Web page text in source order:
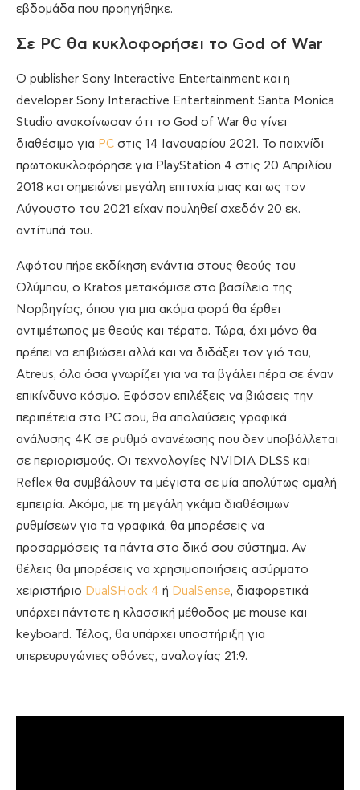
εβδομάδα που προηγήθηκε.
Σε PC θα κυκλοφορήσει το God of War
O publisher Sony Interactive Entertainment και η
developer Sony Interactive Entertainment Santa Monica
Studio ανακοίνωσαν ότι το God of War θα γίνει
διαθέσιμο για PC στις 14 Ιανουαρίου 2021. Το παιχνίδι
πρωτοκυκλοφόρησε για PlayStation 4 στις 20 Απριλίου
2018 και σημειώνει μεγάλη επιτυχία μιας και ως τον
Αύγουστο του 2021 είχαν πουληθεί σχεδόν 20 εκ.
αντίτυπά του.
Αφότου πήρε εκδίκηση ενάντια στους θεούς του
Ολύμπου, ο Kratos μετακόμισε στο βασίλειο της
Νορβηγίας, όπου για μια ακόμα φορά θα έρθει
αντιμέτωπος με θεούς και τέρατα. Τώρα, όχι μόνο θα
πρέπει να επιβιώσει αλλά και να διδάξει τον γιό του,
Atreus, όλα όσα γνωρίζει για να τα βγάλει πέρα σε έναν
επικίνδυνο κόσμο. Εφόσον επιλέξεις να βιώσεις την
περιπέτεια στο PC σου, θα απολαύσεις γραφικά
ανάλυσης 4Κ σε ρυθμό ανανέωσης που δεν υποβάλλεται
σε περιορισμούς. Οι τεχνολογίες NVIDIA DLSS και
Reflex θα συμβάλουν τα μέγιστα σε μία απολύτως ομαλή
εμπειρία. Ακόμα, με τη μεγάλη γκάμα διαθέσιμων
ρυθμίσεων για τα γραφικά, θα μπορέσεις να
προσαρμόσεις τα πάντα στο δικό σου σύστημα. Αν
θέλεις θα μπορέσεις να χρησιμοποιήσεις ασύρματο
χειριστήριο DualSHock 4 ή DualSense, διαφορετικά
υπάρχει πάντοτε η κλασσική μέθοδος με mouse και
keyboard. Τέλος, θα υπάρχει υποστήριξη για
υπερευρυγώνιες οθόνες, αναλογίας 21:9.